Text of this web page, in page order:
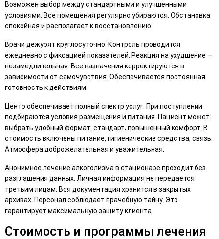
Возможен выбор между стандартными и улучшенными
условиями. Все помещения регулярно убираются. Обстановка
спокойная и располагает к восстановлению.
Врачи дежурят круглосуточно. Контроль проводится
ежедневно с фиксацией показателей. Реакция на ухудшение —
незамедлительная. Все назначения корректируются в
зависимости от самочувствия. Обеспечивается постоянная
готовность к действиям.
Центр обеспечивает полный спектр услуг. При поступлении
подбираются условия размещения и питания. Пациент может
выбрать удобный формат: стандарт, повышенный комфорт. В
стоимость включены питание, гигиенические средства, связь.
Атмосфера доброжелательная и уважительная.
Анонимное лечение алкоголизма в стационаре проходит без
разглашения данных. Личная информация не передается
третьим лицам. Вся документация хранится в закрытых
архивах. Персонал соблюдает врачебную тайну. Это
гарантирует максимальную защиту клиента.
Стоимость и программы лечения